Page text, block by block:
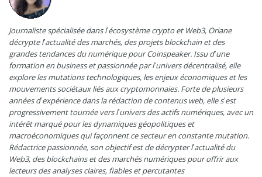
Journaliste spécialisée dans l’écosystème crypto et Web3, Oriane
décrypte l’actualité des marchés, des projets blockchain et des
grandes tendances du numérique pour Coinspeaker. Issu d’une
formation en business et passionnée par l’univers décentralisé, elle
explore les mutations technologiques, les enjeux économiques et les
mouvements sociétaux liés aux cryptomonnaies. Forte de plusieurs
années d’expérience dans la rédaction de contenus web, elle s’est
progressivement tournée vers l’univers des actifs numériques, avec un
intérêt marqué pour les dynamiques géopolitiques et
macroéconomiques qui façonnent ce secteur en constante mutation.
Rédactrice passionnée, son objectif est de décrypter l’actualité du
Web3, des blockchains et des marchés numériques pour offrir aux
lecteurs des analyses claires, fiables et percutantes